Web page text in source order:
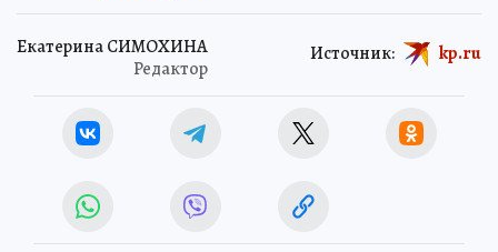
Екатерина СИМОХИНА
Редактор
Источник: kp.ru